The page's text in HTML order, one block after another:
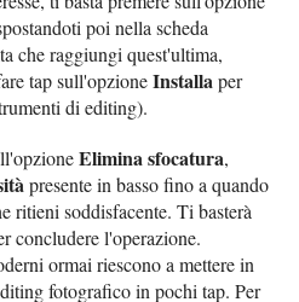
poi nella scheda
che raggiungi quest'ultima,
tap sull'opzioneInstallaper
di editing).
Elimina sfocatura,
presente in basso fino a quando
ritieni soddisfacente. Ti basterà
concludere l'operazione.
ormai riescono a mettere in
fotografico in pochi tap. Per